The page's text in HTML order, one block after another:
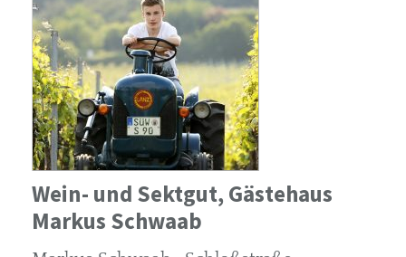
Wein- und Sektgut, Gästehaus
Markus Schwaab